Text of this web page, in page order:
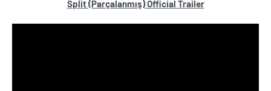
Split (Parçalanmış) Official Trailer